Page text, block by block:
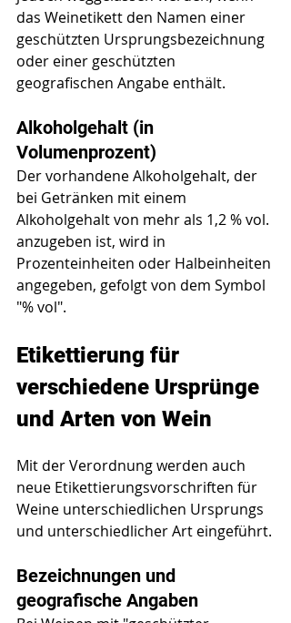
das Weinetikett den Namen einer
geschützten Ursprungsbezeichnung
oder einer geschützten
geografischen Angabe enthält.
Alkoholgehalt (in
Volumenprozent)
Der vorhandene Alkoholgehalt, der
bei Getränken mit einem
Alkoholgehalt von mehr als 1,2 % vol.
anzugeben ist, wird in
Prozenteinheiten oder Halbeinheiten
angegeben, gefolgt von dem Symbol
"% vol".
Etikettierung für
verschiedene Ursprünge
und Arten von Wein
Mit der Verordnung werden auch
neue Etikettierungsvorschriften für
Weine unterschiedlichen Ursprungs
und unterschiedlicher Art eingeführt.
Bezeichnungen und
geografische Angaben